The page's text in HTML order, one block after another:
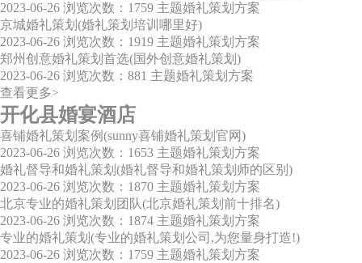
2023-06-26 浏览次数：1759 主题婚礼策划方案
京城婚礼策划(婚礼策划培训哪里好)
2023-06-26 浏览次数：1919 主题婚礼策划方案
郑州创意婚礼策划首选(国外创意婚礼策划)
2023-06-26 浏览次数：881 主题婚礼策划方案
查看更多>
开化县婚宴酒店
喜铺婚礼策划案例(sunny喜铺婚礼策划官网)
2023-06-26 浏览次数：1653 主题婚礼策划方案
婚礼督导和婚礼策划(婚礼督导和婚礼策划师的区别)
2023-06-26 浏览次数：1870 主题婚礼策划方案
北京专业的婚礼策划团队(北京婚礼策划前十排名)
2023-06-26 浏览次数：1874 主题婚礼策划方案
专业的婚礼策划(专业的婚礼策划公司,为您量身打造!)
2023-06-26 浏览次数：1759 主题婚礼策划方案